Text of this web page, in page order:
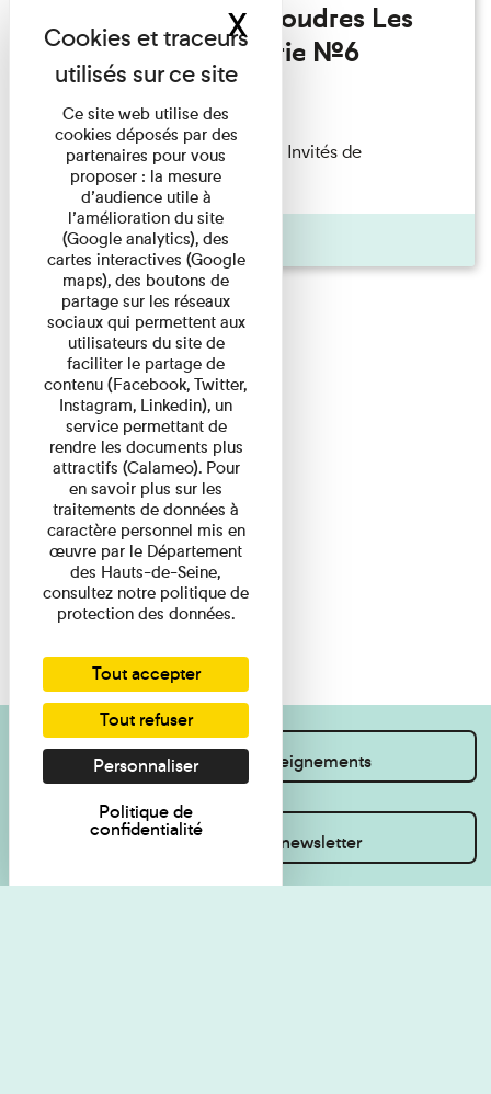
Fanny Taillandier - Foudres Les
Invités de l’Imprimerie n°6
Lecture
Fanny Taillandier – Foudres Les Invités de
l’Imprimerie n°6 Lecture ...
Pages
Je souhaite des renseignements
Inscrivez-vous à la newsletter
Ce site web utilise des
cookies déposés par des
partenaires pour vous
proposer : la mesure
d’audience utile à
l’amélioration du site
(Google analytics), des
cartes interactives (Google
maps), des boutons de
partage sur les réseaux
sociaux qui permettent aux
utilisateurs du site de
faciliter le partage de
contenu (Facebook, Twitter,
Instagram, Linkedin), un
service permettant de
rendre les documents plus
attractifs (Calameo). Pour
en savoir plus sur les
traitements de données à
caractère personnel mis en
œuvre par le Département
des Hauts-de-Seine,
consultez notre politique de
protection des données.
Tout accepter
Tout refuser
Personnaliser
Politique de
confidentialité
XMasquer le